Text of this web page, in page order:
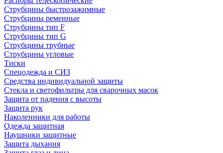
Струбцины быстрозажимные
Струбцины ременные
Струбцины тип F
Струбцины тип G
Струбцины трубные
Струбцины угловые
Тиски
Спецодежда и СИЗ
Средства индивидуальной защиты
Стекла и светофильтры для сварочных масок
Защита от падения с высоты
Защита рук
Наколенники для работы
Одежда защитная
Наушники защитные
Защита дыхания